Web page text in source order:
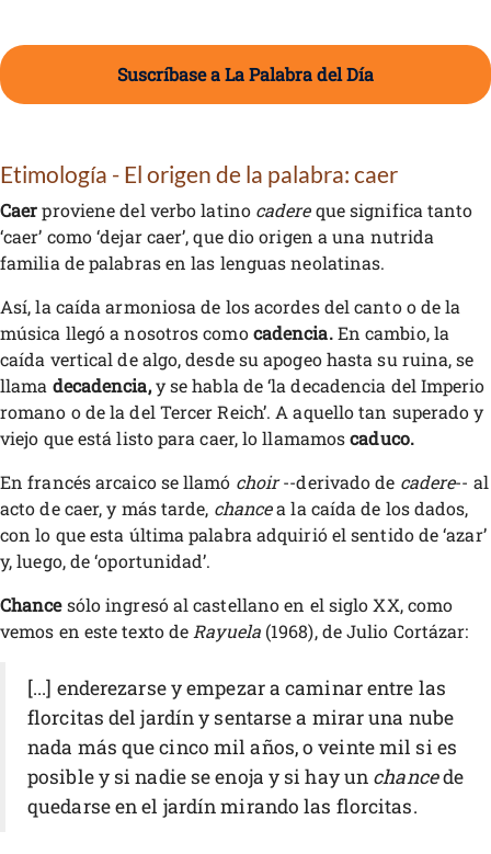
Suscríbase a La Palabra del Día
Etimología - El origen de la palabra: caer
Caerproviene del verbo latino cadereque significa tanto
‘caer’ como ‘dejar caer’, que dio origen a una nutrida
familia de palabras en las lenguas neolatinas.
Así, la caída armoniosa de los acordes del canto o de la
música llegó a nosotros comocadencia.En cambio, la
caída vertical de algo, desde su apogeo hasta su ruina, se
llama decadencia,y se habla de ‘la decadencia del Imperio
romano o de la del Tercer Reich’. A aquello tan superado y
viejo que está listo para caer, lo llamamoscaduco.
En francés arcaico se llamó choir--derivado de cadere-- al
acto de caer, y más tarde, chancea la caída de los dados,
con lo que esta última palabra adquirió el sentido de ‘azar’
y, luego, de ‘oportunidad’.
Chancesólo ingresó al castellano en el siglo XX, como
vemos en este texto de Rayuela(1968), de Julio Cortázar:
[...] enderezarse y empezar a caminar entre las
florcitas del jardín y sentarse a mirar una nube
nada más que cinco mil años, o veinte mil si es
posible y si nadie se enoja y si hay un chancede
quedarse en el jardín mirando las florcitas.